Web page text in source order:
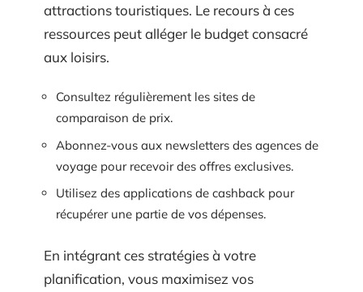
attractions touristiques. Le recours à ces
ressources peut alléger le budget consacré
aux loisirs.
Consultez régulièrement les sites de
comparaison de prix.
Abonnez-vous aux newsletters des agences de
voyage pour recevoir des offres exclusives.
Utilisez des applications de cashback pour
récupérer une partie de vos dépenses.
En intégrant ces stratégies à votre
planification, vous maximisez vos